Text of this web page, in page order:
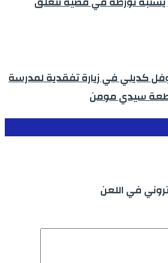
نوفل كديلي في زيارة تفقدية لمدرسة
سيدي مومن
في اللعن